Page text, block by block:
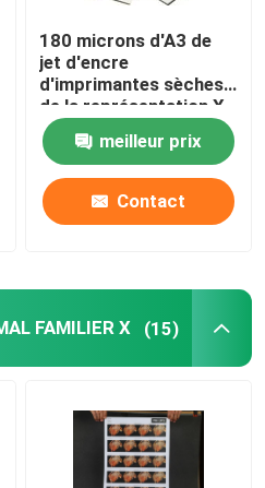
180 microns d'A3 de
jet d'encre
d'imprimantes sèches
de la représentation X
Ray Medical Film For
Epson Canonmeilleur prix
Contact
FAMILIER X (15)